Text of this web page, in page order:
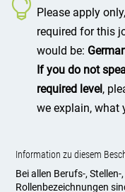
Please apply
required for this
would be:
If you do not
required level,
we explain, what
Information zu diesem
Bei allen Berufs-,
Rollenbezeichnungen